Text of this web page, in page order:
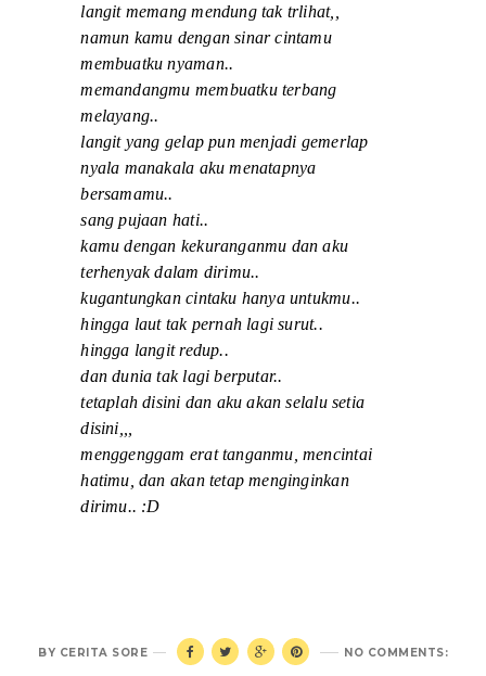
langit memang mendung tak trlihat,,
namun kamu dengan sinar cintamu
membuatku nyaman..
memandangmu membuatku terbang
melayang..
langit yang gelap pun menjadi gemerlap
nyala manakala aku menatapnya
bersamamu..
sang pujaan hati..
kamu dengan kekuranganmu dan aku
terhenyak dalam dirimu..
kugantungkan cintaku hanya untukmu..
hingga laut tak pernah lagi surut..
hingga langit redup..
dan dunia tak lagi berputar..
tetaplah disini dan aku akan selalu setia
disini,,,
menggenggam erat tanganmu, mencintai
hatimu, dan akan tetap menginginkan
dirimu.. :D
NO COMMENTS:
BY CERITA SORE